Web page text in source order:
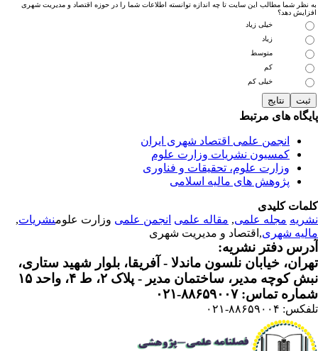
نظر شما مطالب این سایت تا چه اندازه توانسته اطلاعات شما را در حوزه اقتصاد و مدیریت شهری
دهد؟
خیلی زیاد
زیاد
متوسط
خیلی کم
های مرتبط
انجمن علمی اقتصاد شهری ایران
کمسیون نشریات وزارت علوم
وزارت علوم، تحقیقات و فناوری
پژوهش های مالیه اسلامی
کلیدی
مجله علمی, مقاله علمی انجمن علمیوزارت علومنشریات,
شهری ,اقتصاد و مدیریت شهری
دفتر نشریه:
خیابان نلسون ماندلا - آفریقا، بلوار شهید ستاری،
کوچه مدیر، ساختمان مدیر - پلاک ۲، ط ۴، واحد ۱۵
تماس: ۸۸۶۵۹۰۰۷-۰۲۱
۸۸۶۵۹۰۰۴-۰۲۱